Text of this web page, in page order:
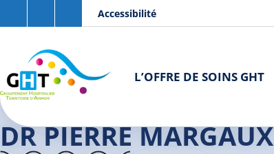
Aller au contenu principal
Accessibilité
L’OFFRE DE SOINS GHT
Accueil GHT> Praticiens Dr PIERRE Margaux
DR PIERRE MARGAUX
Panneau de gestion des cookies